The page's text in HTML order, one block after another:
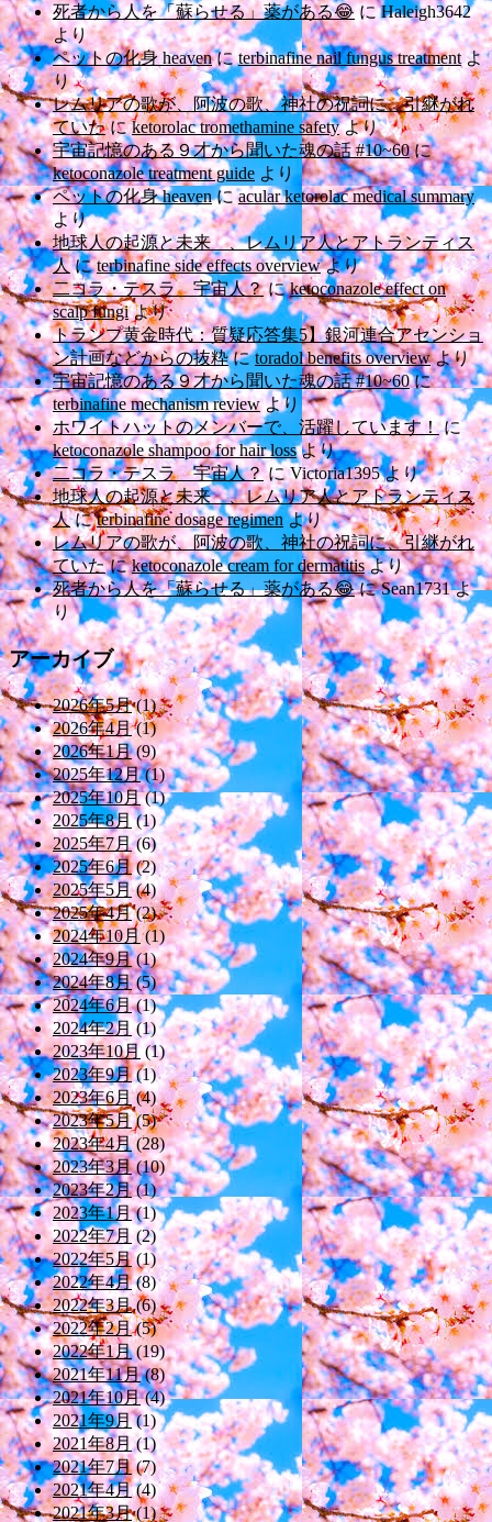
死者から人を「蘇らせる」薬がある😂にHaleigh3642
より
ペットの化身 heavenにterbinafine nail fungus treatmentよ
り
レムリアの歌が、阿波の歌、神社の祝詞に、引継がれ
ていたにketorolac tromethamine safetyより
宇宙記憶のある９才から聞いた魂の話 #10~60に
ketoconazole treatment guide より
ペットの化身 heavenにacular ketorolac medical summary
より
地球人の起源と未来 、レムリア人とアトランティス
人にterbinafine side effects overviewより
二コラ・テスラ 宇宙人？にketoconazole effect on
scalp fungiより
トランプ黄金時代：質疑応答集5】銀河連合アセンショ
ン計画などからの抜粋にtoradol benefits overviewより
宇宙記憶のある９才から聞いた魂の話 #10~60に
terbinafine mechanism reviewより
ホワイトハットのメンバーで、活躍しています！に
ketoconazole shampoo for hair lossより
二コラ・テスラ 宇宙人？にVictoria1395より
地球人の起源と未来 、レムリア人とアトランティス
人にterbinafine dosage regimenより
レムリアの歌が、阿波の歌、神社の祝詞に、引継がれ
ていたにketoconazole cream for dermatitisより
死者から人を「蘇らせる」薬がある😂にSean1731よ
り
アーカイブ
2026年5月(1)
2026年4月(1)
2026年1月(9)
2025年12月(1)
2025年10月(1)
2025年8月(1)
2025年7月(6)
2025年6月(2)
2025年5月(4)
2025年4月(2)
2024年10月(1)
2024年9月(1)
2024年8月(5)
2024年6月(1)
2024年2月 (1)
2023年10月 (1)
2023年9月(1)
2023年6月(4)
2023年5月(5)
2023年4月(28)
2023年3月(10)
2023年2月(1)
2023年1月(1)
2022年7月(2)
2022年5月(1)
2022年4月(8)
2022年3月(6)
2022年2月(5)
2022年1月(19)
2021年11月(8)
2021年10月(4)
2021年9月(1)
2021年8月(1)
2021年7月(7)
2021年4月(4)
2021年3月(1)